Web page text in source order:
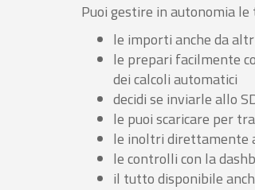
Puoi gestire in autonomia
le importi anche da
le prepari facilmente
dei calcoli automatici
decidi se inviarle allo
le puoi scaricare per
le inoltri direttamente
le controlli con la
il tutto disponibile